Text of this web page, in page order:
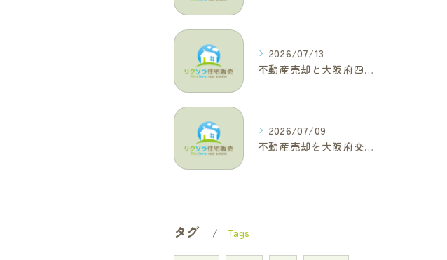
2026/07/13
不動産売却と大阪府四條畷市で利益最大化を叶えるコラム特集
2026/07/09
不動産売却を大阪府交野市で成功に導く三大タブー回避と高価格査定の極意
タグ Tags